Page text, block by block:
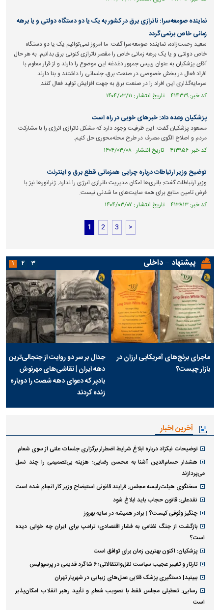
نماینده صومعه‌سرا: ناترازی برق در کشور به یک یا دو دستگاه دولتی و یا برهه
زمانی خاص برنمی‌گردد
سعید رحمت‌زاده، نماینده صومعه‌سرا گفت: ما امروز نمی‌توانیم یک یا دو دستگاه
خاص دولتی و یا یک برهه زمانی خاص را مقصر ناترازی کنونی برق بدانیم. به هر حال
آقای پزشکیان به عنوان رییس جمهور دغدغه این موضوع را دارند و از قرار معلوم با
افراد فعال در بخش خصوصی در صنعت برق، جلساتی را داشتند و بنا دارند
سرمایه‌گذاری این افراد را در صنعت برق به جهت افزایش تولید فعال کنند.
کد خبر: ۴۱۴۳۲۹ تاریخ انتشار : ۱۴۰۴/۰۳/۱۱
پزشکیان وعده داد: خبر‌های خوبی در راه است
مسعود پزشکیان گفت: این ظرفیت وجود دارد که مشکل ناترازی انرژی را با مشارکت
مردم و اصلاح الگوی مصرف در طرح محله‌محوری حل کنیم.
کد خبر: ۴۱۳۹۵۶ تاریخ انتشار : ۱۴۰۴/۰۳/۰۸
توضیح وزیر ارتباطات درباره چرایی همزمانی قطع برق و اینترنت
وزیر ارتباطات گفت: باتری‌ها امکان مدیریت ناترازی انرژی را ندارد. ژنراتور‌ها نیز با
فرض تامین منابع برای همه سایت‌های ما شدنی نیست.
کد خبر: ۴۱۳۸۱۳ تاریخ انتشار : ۱۴۰۴/۰۳/۰۷
1 2 3 >
پیشنهاد − داخلی
ماجرای برنج‌های آمریکایی ارزان در
بازار چیست؟
جدال بر سر دو روایت از جنجالی‌ترین
دهه ایران | نقاشی‌های مهرنوش
بادپر که دعوای دهه شصت را دوباره
زنده کردند
۱ ۲ ۳
آخرین اخبار
توضیحات نیکزاد درباره ابلاغ شرایط اضطرار برگزاری جلسات علنی از سوی شعام
هشدار حسام‌الدین آشنا به محسن رضایی: هزینه بی‌تصمیمی را چند نسل
می‌پردازند
سخنگوی هیئت‌رئیسه مجلس: فرایند قانونی استیضاح وزیر کار انجام شده است
نقدعلی: قانون حجاب باید ابلاغ شود
چنگیز وثوقی کیست؟ | برادر همیشه در سایه بهروز
بازگشت از جنگ نظامی به فشار اقتصادی؛ ترامپ برای ایران چه خوابی دیده
است؟
پزشکیان: اکنون بهترین زمان برای توافق است
تارتار و تغییر عجیب سیاست نقل‌وانتقالاتی؛ ۶ شاگرد قدیمی در پرسپولیس
ببینید| دستگیری پزشک قلابی عمل‌های زیبایی در شهریار تهران
رسایی: تعطیلی مجلس فقط با تصویب شعام و تأیید رهبر انقلاب امکان‌پذیر
است